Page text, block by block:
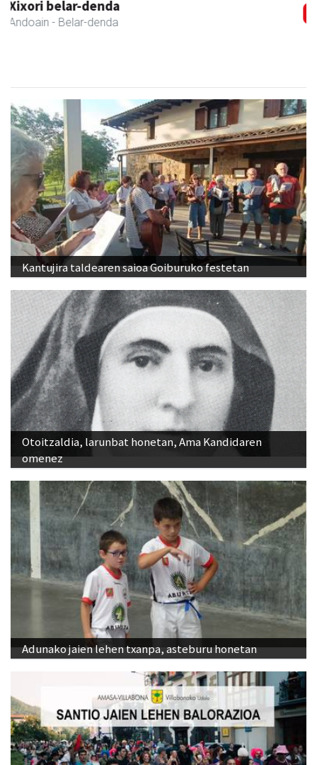
Bengoetxea autoeskola
Andoain - Autoeskolak
Kantujira taldearen saioa Goiburuko festetan
Otoitzaldia, larunbat honetan, Ama Kandidaren
omenez
Adunako jaien lehen txanpa, asteburu honetan